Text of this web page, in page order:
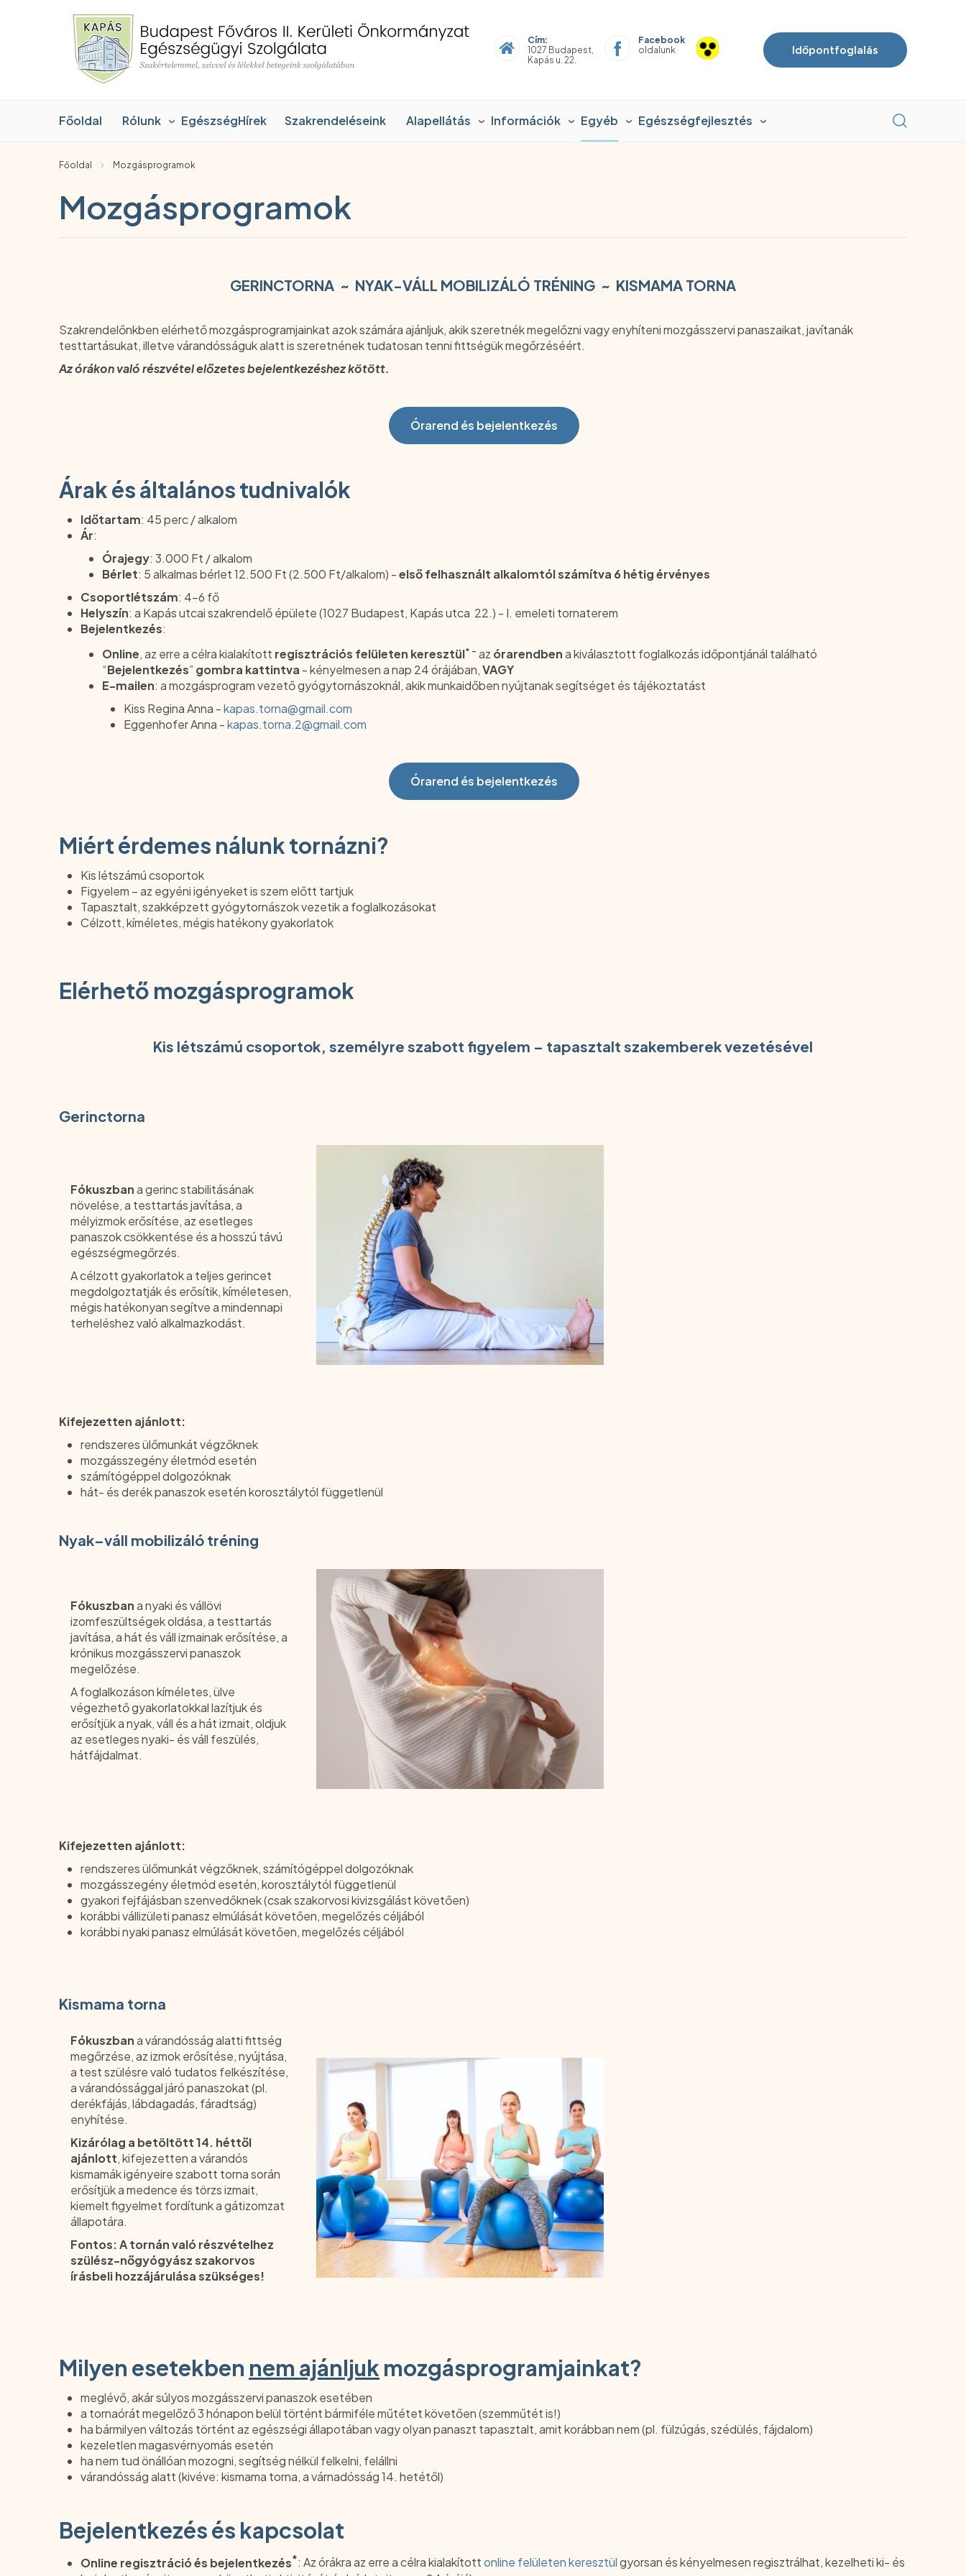
Cím:
1027 Budapest,
Kapás u. 22.
Facebook
oldalunk
Időpontfoglalás
Főoldal Rólunk EgészségHírek Szakrendeléseink Alapellátás Információk Egyéb Egészségfejlesztés
Főoldal › Mozgásprogramok
Mozgásprogramok
GERINCTORNA ~ NYAK-VÁLL MOBILIZÁLÓ TRÉNING ~ KISMAMA TORNA
Szakrendelőnkben elérhető mozgásprogramjainkat azok számára ajánljuk, akik szeretnék megelőzni vagy enyhíteni mozgásszervi panaszaikat, javítanák
testtartásukat, illetve várandósságuk alatt is szeretnének tudatosan tenni fittségük megőrzéséért.
Az órákon való részvétel előzetes bejelentkezéshez kötött.
Órarend és bejelentkezés
Árak és általános tudnivalók
Időtartam: 45 perc / alkalom
Ár:
Órajegy: 3.000 Ft / alkalom
Bérlet: 5 alkalmas bérlet 12.500 Ft (2.500 Ft/alkalom) -első felhasznált alkalomtól számítva 6 hétig érvényes
Csoportlétszám: 4–6 fő
Helyszín: a Kapás utcai szakrendelő épülete (1027 Budapest, Kapás utca 22.) - I. emeleti tornaterem
Bejelentkezés:
Online, az erre a célra kialakított regisztrációs felületen keresztül* - az órarendbena kiválasztott foglalkozás időpontjánál található
“Bejelentkezés” gombra kattintva - kényelmesen a nap 24 órájában,VAGY
E-mailen: a mozgásprogram vezető gyógytornászoknál, akik munkaidőben nyújtanak segítséget és tájékoztatást
Kiss Regina Anna -kapas.torna@gmail.com
Eggenhofer Anna -kapas.torna.2@gmail.com
Órarend és bejelentkezés
Miért érdemes nálunk tornázni?
Kis létszámú csoportok
Figyelem – az egyéni igényeket is szem előtt tartjuk
Tapasztalt, szakképzett gyógytornászok vezetik a foglalkozásokat
Célzott, kíméletes, mégis hatékony gyakorlatok
Elérhető mozgásprogramok
Kis létszámú csoportok, személyre szabott figyelem – tapasztalt szakemberek vezetésével
Gerinctorna
Fókuszbana gerinc stabilitásának
növelése, a testtartás javítása, a
mélyizmok erősítése, az esetleges
panaszok csökkentése és a hosszú távú
egészségmegőrzés.
A célzott gyakorlatok a teljes gerincet
megdolgoztatják és erősítik, kíméletesen,
mégis hatékonyan segítve a mindennapi
terheléshez való alkalmazkodást.
Kifejezetten ajánlott:
rendszeres ülőmunkát végzőknek
mozgásszegény életmód esetén
számítógéppel dolgozóknak
hát- és derék panaszok esetén korosztálytól függetlenül
Nyak–váll mobilizáló tréning
Fókuszbana nyaki és vállövi
izomfeszültségek oldása, a testtartás
javítása, a hát és váll izmainak erősítése, a
krónikus mozgásszervi panaszok
megelőzése.
A foglalkozáson kíméletes, ülve
végezhető gyakorlatokkal lazítjuk és
erősítjük a nyak, váll és a hát izmait, oldjuk
az esetleges nyaki- és váll feszülés,
hátfájdalmat.
Kifejezetten ajánlott:
rendszeres ülőmunkát végzőknek, számítógéppel dolgozóknak
mozgásszegény életmód esetén, korosztálytól függetlenül
gyakori fejfájásban szenvedőknek (csak szakorvosi kivizsgálást követően)
korábbi vállizületi panasz elmúlását követően, megelőzés céljából
korábbi nyaki panasz elmúlását követően, megelőzés céljából
Kismama torna
Fókuszbana várandósság alatti fittség
megőrzése, az izmok erősítése, nyújtása,
a test szülésre való tudatos felkészítése,
a várandóssággal járó panaszokat (pl.
derékfájás, lábdagadás, fáradtság)
enyhítése.
Kizárólag a betöltött 14. héttől
ajánlott, kifejezetten a várandós
kismamák igényeire szabott torna során
erősítjük a medence és törzs izmait,
kiemelt figyelmet fordítunk a gátizomzat
állapotára.
Fontos: A tornán való részvételhez
szülész-nőgyógyász szakorvos
írásbeli hozzájárulása szükséges!
Milyen esetekben nem ajánljuk mozgásprogramjainkat?
meglévő, akár súlyos mozgásszervi panaszok esetében
a tornaórát megelőző 3 hónapon belül történt bármiféle műtétet követően (szemműtét is!)
ha bármilyen változás történt az egészségi állapotában vagy olyan panaszt tapasztalt, amit korábban nem (pl. fülzúgás, szédülés, fájdalom)
kezeletlen magasvérnyomás esetén
ha nem tud önállóan mozogni, segítség nélkül felkelni, felállni
várandósság alatt (kivéve: kismama torna, a várnadósság 14. hetétől)
Bejelentkezés és kapcsolat
Online regisztráció és bejelentkezés*: Az órákra az erre a célra kialakítottonline felületen keresztülgyorsan és kényelmesen regisztrálhat, kezelheti ki- és